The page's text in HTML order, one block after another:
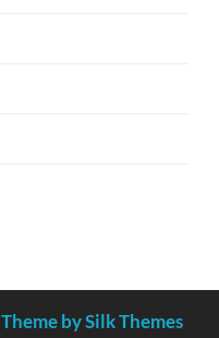
Theme by Silk Themes